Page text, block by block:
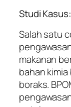
Studi
Salah satu
makanan
bahan
boraks.